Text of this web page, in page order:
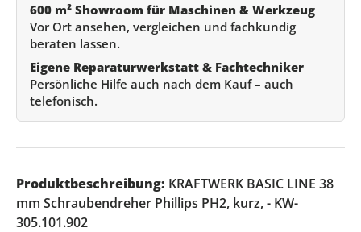
600 m² Showroom für Maschinen & Werkzeug
Vor Ort ansehen, vergleichen und fachkundig
beraten lassen.
Eigene Reparaturwerkstatt & Fachtechniker
Persönliche Hilfe auch nach dem Kauf – auch
telefonisch.
Produktbeschreibung: KRAFTWERK BASIC LINE 38
mm Schraubendreher Phillips PH2, kurz, - KW-
305.101.902